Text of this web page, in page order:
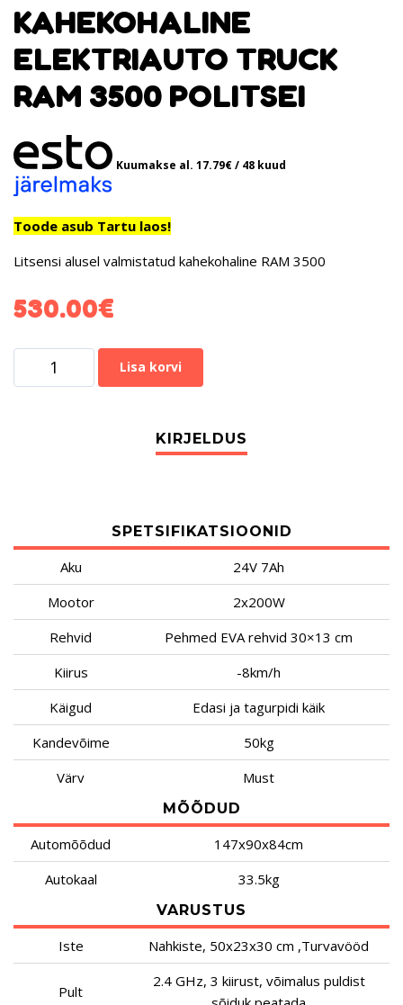
KAHEKOHALINE
ELEKTRIAUTO TRUCK
RAM 3500 POLITSEI
Kuumakse al. 17.79€/ 48 kuud
Toode asub Tartu laos!
Litsensi alusel valmistatud kahekohaline RAM 3500
530.00€
Lisa korvi
SPETSIFIKATSIOONID
Aku
24V 7Ah
Mootor
2x200W
Rehvid
Pehmed EVA rehvid 30×13 cm
Kiirus
-8km/h
Käigud
Edasi ja tagurpidi käik
Kandevõime
50kg
Värv
Must
MÕÕDUD
Automõõdud
147x90x84cm
Autokaal
33.5kg
VARUSTUS
Iste Nahkiste, 50x23x30 cm ,Turvavööd
Pult
2.4 GHz, 3 kiirust, võimalus puldist